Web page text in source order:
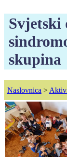
Svjetski
skupina
Naslovnica >